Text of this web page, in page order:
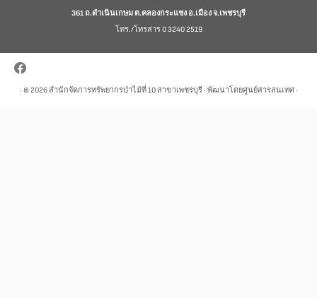
361 ถ.ดำเนินเกษม ต.คลองกระแชง อ.เมือง จ.เพชรบุรี
โทร./โทรสาร 0 3240 2519
· © 2026สำนักจัดการทรัพยากรป่าไม้ที่ 10 สาขาเพชรบุรี· พัฒนาโดยศูนย์สารสนเทศ ·